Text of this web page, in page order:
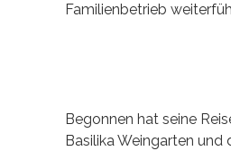
Familienbetrieb
Begonnen hat seine
Basilika Weingarten und